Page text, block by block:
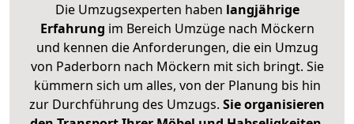
Die Umzugsexperten haben langjährige
Erfahrung im Bereich Umzüge nach Möckern
und kennen die Anforderungen, die ein Umzug
von Paderborn nach Möckern mit sich bringt. Sie
kümmern sich um alles, von der Planung bis hin
zur Durchführung des Umzugs. Sie organisieren